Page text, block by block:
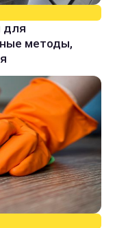
для
методы,